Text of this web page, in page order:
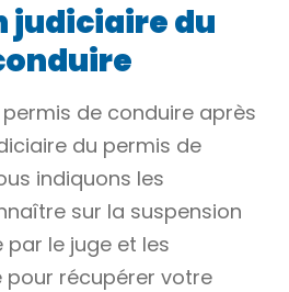
judiciaire du
de conduire après
du permis de
indiquons les
sur la suspension
le juge et les
récupérer votre